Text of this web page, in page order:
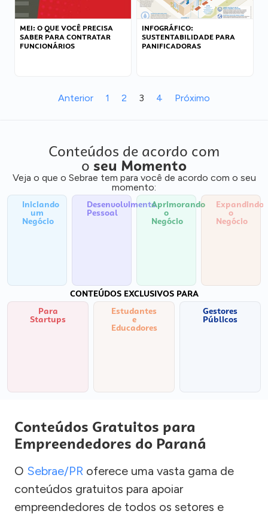
MEI: O QUE VOCÊ PRECISA
SABER PARA CONTRATAR
FUNCIONÁRIOS
INFOGRÁFICO:
SUSTENTABILIDADE PARA
PANIFICADORAS
Anterior 1 2 3 4 Próximo
Conteúdos de acordo com
o seu Momento
Veja o que o Sebrae tem para você de acordo com o seu
momento:
Iniciando
um
Negócio
Desenvolvimento
Pessoal
Aprimorando
o
Negócio
Expandindo
o
Negócio
CONTEÚDOS EXCLUSIVOS PARA
Para
Startups
Estudantes
e
Educadores
Gestores
Públicos
Conteúdos Gratuitos para
Empreendedores do Paraná
O Sebrae/PR oferece uma vasta gama de
conteúdos gratuitos para apoiar
empreendedores de todos os setores e